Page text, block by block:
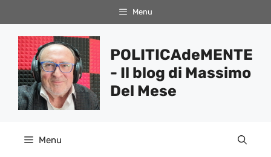
al
contenuto
Menu
POLITICAdeMENTE
- Il blog di Massimo
Del Mese
Menu